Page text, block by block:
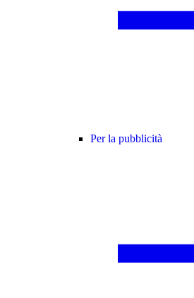
Per la pubblicità